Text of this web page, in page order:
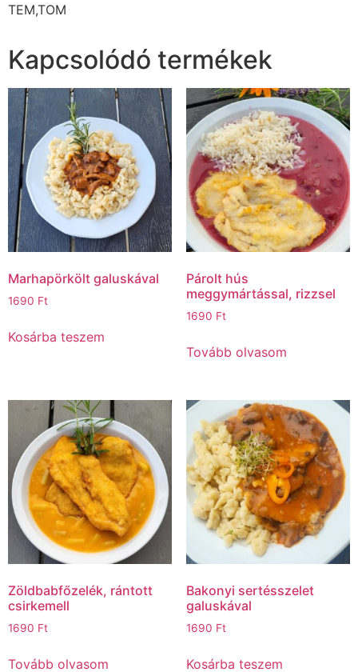
TEM,TOM
Kapcsolódó termékek
Marhapörkölt galuskával
1690 Ft
Kosárba teszem
Párolt hús
meggymártással, rizzsel
1690 Ft
Tovább olvasom
Zöldbabfőzelék, rántott
csirkemell
1690 Ft
Tovább olvasom
Bakonyi sertésszelet
galuskával
1690 Ft
Kosárba teszem